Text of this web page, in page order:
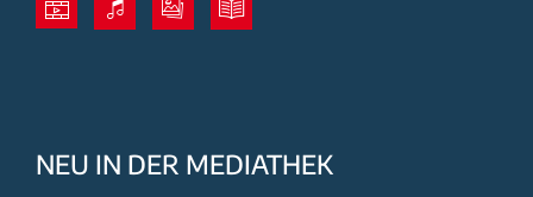
NEU IN DER MEDIATHEK